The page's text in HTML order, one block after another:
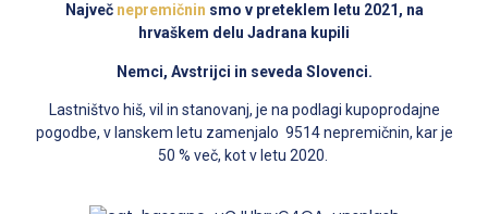
Največ nepremičnin smo v preteklem letu 2021, na
hrvaškem delu Jadrana kupili
Nemci, Avstrijci in seveda Slovenci.
Lastništvo hiš, vil in stanovanj, je na podlagi kupoprodajne
pogodbe, v lanskem letu zamenjalo 9514 nepremičnin, kar je
50 % več, kot v letu 2020.